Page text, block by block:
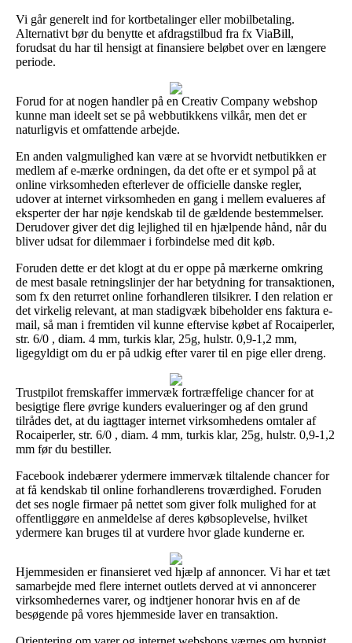
Vi går generelt ind for kortbetalinger eller mobilbetaling.
Alternativt bør du benytte et afdragstilbud fra fx ViaBill,
forudsat du har til hensigt at finansiere beløbet over en længere
periode.
Forud for at nogen handler på en Creativ Company webshop
kunne man ideelt set se på webbutikkens vilkår, men det er
naturligvis et omfattende arbejde.
En anden valgmulighed kan være at se hvorvidt netbutikken er
medlem af e-mærke ordningen, da det ofte er et sympol på at
online virksomheden efterlever de officielle danske regler,
udover at internet virksomheden en gang i mellem evalueres af
eksperter der har nøje kendskab til de gældende bestemmelser.
Derudover giver det dig lejlighed til en hjælpende hånd, når du
bliver udsat for dilemmaer i forbindelse med dit køb.
Foruden dette er det klogt at du er oppe på mærkerne omkring
de mest basale retningslinjer der har betydning for transaktionen,
som fx den returret online forhandleren tilsikrer. I den relation er
det virkelig relevant, at man stadigvæk bibeholder ens faktura e-
mail, så man i fremtiden vil kunne eftervise købet af Rocaiperler,
str. 6/0 , diam. 4 mm, turkis klar, 25g, hulstr. 0,9-1,2 mm,
ligegyldigt om du er på udkig efter varer til en pige eller dreng.
Trustpilot fremskaffer immervæk fortræffelige chancer for at
besigtige flere øvrige kunders evalueringer og af den grund
tilrådes det, at du iagttager internet virksomhedens omtaler af
Rocaiperler, str. 6/0 , diam. 4 mm, turkis klar, 25g, hulstr. 0,9-1,2
mm før du bestiller.
Facebook indebærer ydermere immervæk tiltalende chancer for
at få kendskab til online forhandlerens troværdighed. Foruden
det ses nogle firmaer på nettet som giver folk mulighed for at
offentliggøre en anmeldelse af deres købsoplevelse, hvilket
ydermere kan bruges til at vurdere hvor glade kunderne er.
Hjemmesiden er finansieret ved hjælp af annoncer. Vi har et tæt
samarbejde med flere internet outlets derved at vi annoncerer
virksomhedernes varer, og indtjener honorar hvis en af de
besøgende på vores hjemmeside laver en transaktion.